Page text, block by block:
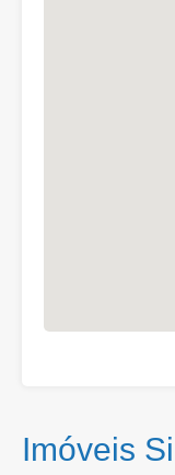
Imóveis